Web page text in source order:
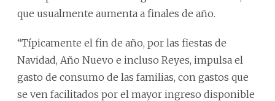
que usualmente aumenta a finales de año.
“Típicamente el fin de año, por las fiestas de
Navidad, Año Nuevo e incluso Reyes, impulsa el
gasto de consumo de las familias, con gastos que
se ven facilitados por el mayor ingreso disponible